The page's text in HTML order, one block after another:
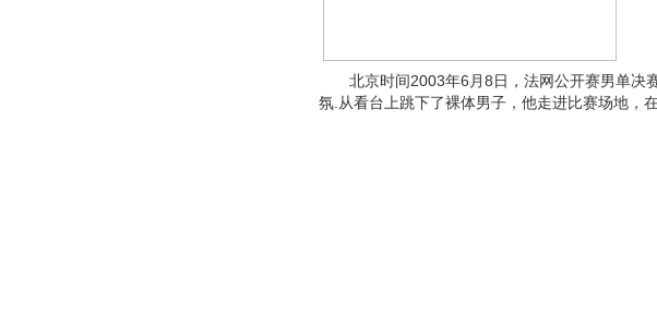
北京时间2003年6月8日，法网公开赛男单决
氛.从看台上跳下了裸体男子，他走进比赛场地，